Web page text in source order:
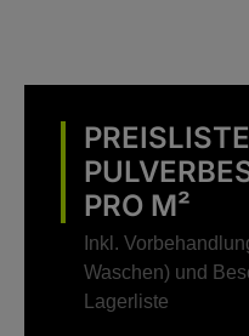
PRO M²
Inkl.
Waschen) und
Lagerliste